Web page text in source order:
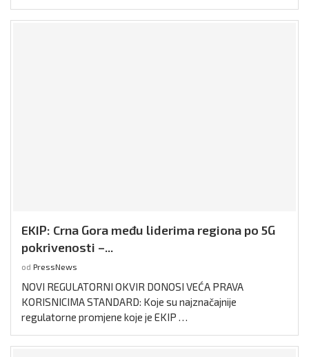
EKIP: Crna Gora među liderima regiona po 5G
pokrivenosti –...
od PressNews
NOVI REGULATORNI OKVIR DONOSI VEĆA PRAVA
KORISNICIMA STANDARD: Koje su najznačajnije
regulatorne promjene koje je EKIP …